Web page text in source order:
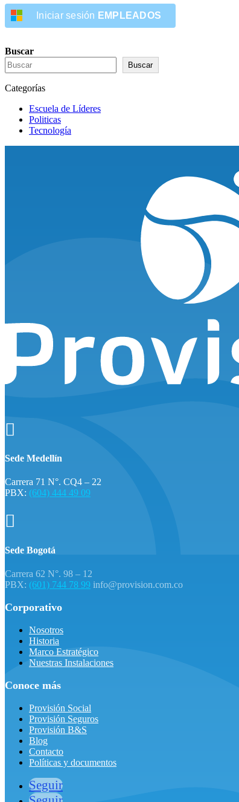
Iniciar sesión EMPLEADOS
Buscar
Buscar
Categorías
Escuela de Líderes
Politicas
Tecnología

Sede Medellín
Carrera 71 N°. CQ4 – 22
PBX: (604) 444 49 09

Sede Bogotá
Carrera 62 N°. 98 – 12
PBX: (601) 744 78 99 info@provision.com.co
Corporativo
Nosotros
Historia
Marco Estratégico
Nuestras Instalaciones
Conoce más
Provisión Social
Provisión Seguros
Provisión B&S
Blog
Contacto
Políticas y documentos
Seguir